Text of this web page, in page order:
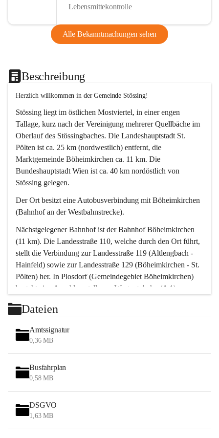
Lebensmittekontrolle
Alle Bekanntmachungen sehen
Beschreibung
Herzlich willkommen in der Gemeinde Stössing!
Stössing liegt im östlichen Mostviertel, in einer engen
Tallage, kurz nach der Vereinigung mehrerer Quellbäche im
Oberlauf des Stössingbaches. Die Landeshauptstadt St.
Pölten ist ca. 25 km (nordwestlich) entfernt, die
Marktgemeinde Böheimkirchen ca. 11 km. Die
Bundeshauptstadt Wien ist ca. 40 km nordöstlich von
Stössing gelegen.
Der Ort besitzt eine Autobusverbindung mit Böheimkirchen
(Bahnhof an der Westbahnstrecke).
Nächstgelegener Bahnhof ist der Bahnhof Böheimkirchen
(11 km). Die Landesstraße 110, welche durch den Ort führt,
stellt die Verbindung zur Landesstraße 119 (Altlengbach -
Hainfeld) sowie zur Landesstraße 129 (Böheimkirchen - St.
Pölten) her. In Plosdorf (Gemeindegebiet Böheimkirchen)
besteht eine Anschlussstelle zur Westautobahn (A 1).
Wien erreicht man in ca. 45 Minuten.
Stössing zählt noch zum Naherholungsraum Wien sowie
zum Naherholungsraum St. Pölten. Viele Bauernhöfe hatten
„ihre Wiener“. Seit 1960 bauten viele Wiener
Wochenendhäuser im Gemeindegebiet. Wegen des
waldreichen Jagdgebietes haben viele Jagdpächter ihre
Das Wandern ist aus touristischer Sicht die bedeutendste
Tätigkeit. Das hügelige Gebiet mit Wanderwegen durch
Wiesen, Wälder und Obstkulturen lädt dazu ein. Gefördert
Dateien
Amtssignatur
0,36 MB
Busfahrplan
0,58 MB
DSGVO
1,63 MB